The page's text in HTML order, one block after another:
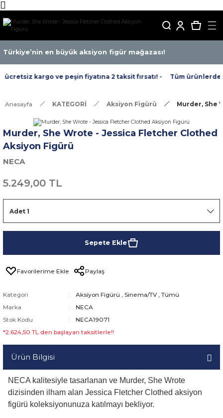
Türkiye’nin en büyük aksiyon figür mağazası!
kargo ve peşin fiyatına 2 taksit fırsatı! - Tüm ürünlerde
Anasayfa KATEGORİ Aksiyon Figürü Murder, She
Murder, She Wrote - Jessica Fletcher Clothed
Aksiyon Figürü
NECA
5.249,00 TL
Sepete Ekle
Paylaş
Kategori Aksiyon Figürü , Sinema/TV , Tümü
Marka
NECA
Stok Kodu
NECA19071
*2.624,50 TL den başlayan taksitlerle!!
Ürün Bilgisi
NECA kalitesiyle tasarlanan ve Murder, She Wrote
dizisinden ilham alan Jessica Fletcher Clothed aksiyon
figürü koleksiyonunuza katılmayı bekliyor.